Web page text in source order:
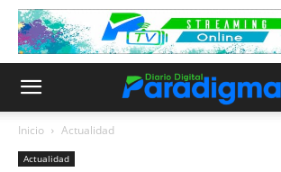
Inicio Actualidad
Actualidad